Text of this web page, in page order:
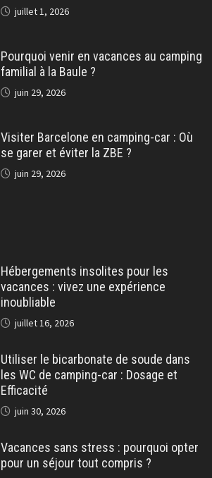
juillet 1, 2026
Pourquoi venir en vacances au camping
familial à la Baule ?
juin 29, 2026
Visiter Barcelone en camping-car : Où
se garer et éviter la ZBE ?
juin 29, 2026
Hébergements insolites pour les
vacances : vivez une expérience
inoubliable
juillet 16, 2026
Utiliser le bicarbonate de soude dans
les WC de camping-car : Dosage et
Efficacité
juin 30, 2026
Vacances sans stress : pourquoi opter
pour un séjour tout compris ?